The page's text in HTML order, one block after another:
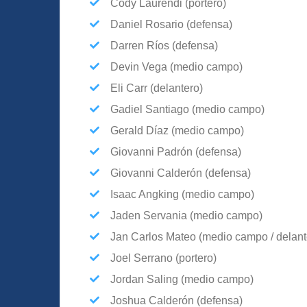
Cody Laurendi (portero)
Daniel Rosario (defensa)
Darren Ríos (defensa)
Devin Vega (medio campo)
Eli Carr (delantero)
Gadiel Santiago (medio campo)
Gerald Díaz (medio campo)
Giovanni Padrón (defensa)
Giovanni Calderón (defensa)
Isaac Angking (medio campo)
Jaden Servania (medio campo)
Jan Carlos Mateo (medio campo /
Joel Serrano (portero)
Jordan Saling (medio campo)
Joshua Calderón (defensa)